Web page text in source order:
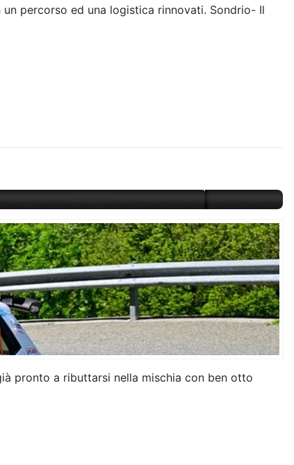
percorso ed una logistica rinnovati. Sondrio- Il
pronto a ributtarsi nella mischia con ben otto